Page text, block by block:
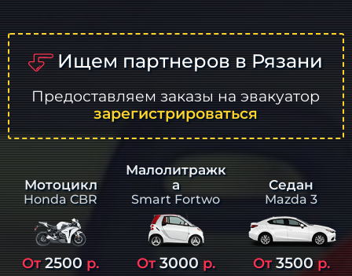
Ищем партнеров в Рязани
Предоставляем заказы на эвакуатор
зарегистрироваться
Мотоцикл
Honda CBR
От2500 р.
Малолитражк
а
Smart Fortwo
От3000р.
Седан
Mazda 3
От3500р.